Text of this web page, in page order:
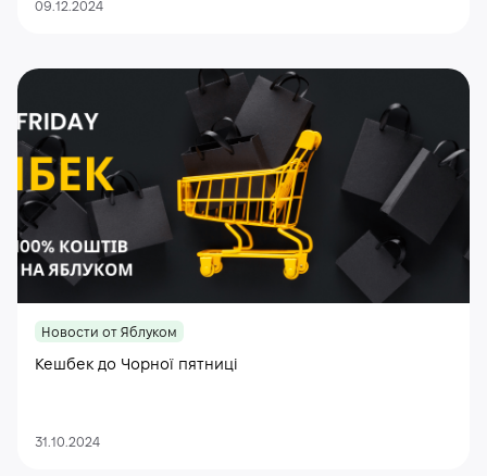
09.12.2024
Новости от Яблуком
Кешбек до Чорної пятниці
31.10.2024